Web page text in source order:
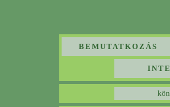
BEMUTATKOZÁS